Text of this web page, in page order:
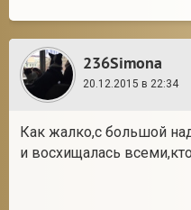
236Simona
20.12.2015 в 22:34
Как жалко,с большой
и восхищалась